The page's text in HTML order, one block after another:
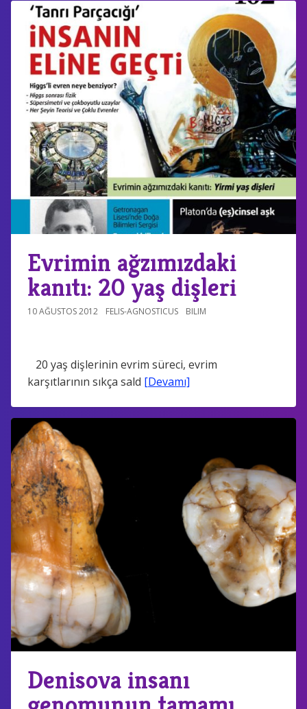
Evrimin ağzımızdaki
kanıtı: 20 yaş dişleri
10 AĞUSTOS 2012 FELIS-AGNOSTICUS BILIM
20 yaş dişlerinin evrim süreci, evrim
karşıtlarının sıkça sald [Devamı]
Denisova insanı